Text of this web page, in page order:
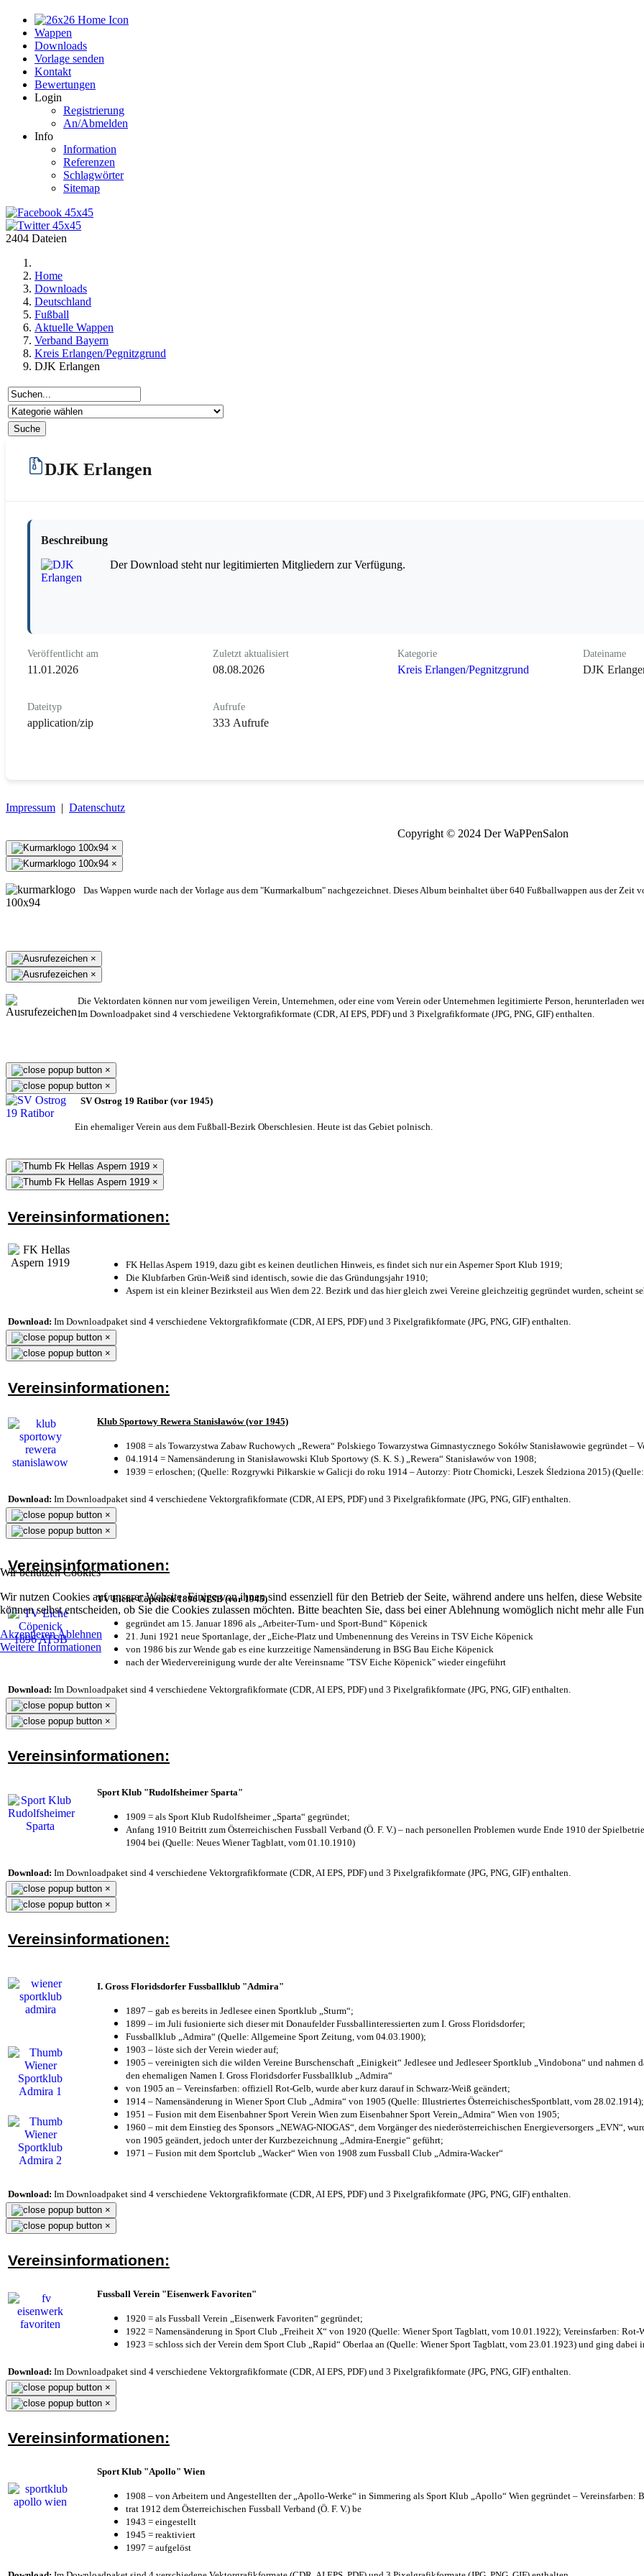
Wappen
Downloads
Vorlage senden
Kontakt
Bewertungen
Login
Registrierung
An/Abmelden
Info
Information
Referenzen
Schlagwörter
Sitemap
2404 Dateien
Home
Downloads
Deutschland
Fußball
Aktuelle Wappen
Verband Bayern
Kreis Erlangen/Pegnitzgrund
DJK Erlangen
DJK Erlangen
Beschreibung
Der Download steht nur legitimierten Mitgliedern zur Verfügung.
Veröffentlicht am
11.01.2026
Zuletzt aktualisiert
08.08.2026
Kategorie
Kreis Erlangen/Pegnitzgrund
Dateiname
DJK
Dateityp
application/zip
Aufrufe
333 Aufrufe
Impressum | Datenschutz
Copyright © 2024 Der WaPPenSalon
Wir benutzen Cookies
Wir nutzen Cookies auf unserer Website. Einige von ihnen sind essenziell für den Betrieb der Seite, während andere uns helfen, diese
können selbst entscheiden, ob Sie die Cookies zulassen möchten. Bitte beachten Sie, dass bei einer Ablehnung womöglich nicht mehr alle
AkzeptierenAblehnen
Weitere Informationen
×
×
Das Wappen wurde nach der Vorlage aus dem "Kurmarkalbum" nachgezeichnet. Dieses Album beinhaltet über 640 Fußballwappen aus der Zeit
×
×
Die Vektordaten können nur vom jeweiligen Verein, Unternehmen, oder eine vom Verein oder Unternehmen legitimierte Person, herunterladen
Im Downloadpaket sind 4 verschiedene Vektorgrafikformate (CDR, AI EPS, PDF) und 3 Pixelgrafikformate (JPG, PNG, GIF) enthalten.
×
×
SV Ostrog 19 Ratibor (vor 1945)
Ein ehemaliger Verein aus dem Fußball-Bezirk Oberschlesien. Heute ist das Gebiet polnisch.
×
×
Vereinsinformationen:
FK Hellas Aspern 1919, dazu gibt es keinen deutlichen Hinweis, es findet sich nur ein Asperner Sport Klub 1919;
Die Klubfarben Grün-Weiß sind identisch, sowie die das Gründungsjahr 1910;
Aspern ist ein kleiner Bezirksteil aus Wien dem 22. Bezirk und das hier gleich zwei Vereine gleichzeitig gegründet wurden, scheint
Download: Im Downloadpaket sind 4 verschiedene Vektorgrafikformate (CDR, AI EPS, PDF) und 3 Pixelgrafikformate (JPG, PNG, GIF) enthalten.
×
×
Vereinsinformationen:
Klub Sportowy Rewera Stanisławów (vor 1945)
1908 = als Towarzystwa Zabaw Ruchowych „Rewera“ Polskiego Towarzystwa Gimnastycznego Sokółw Stanisławowie gegründet –
04.1914 = Namensänderung in Stanisławowski Klub Sportowy (S. K. S.) „Rewera“ Stanisławów von 1908;
1939 = erloschen; (Quelle: Rozgrywki Piłkarskie w Galicji do roku 1914 – Autorzy: Piotr Chomicki, Leszek Śledziona 2015) (Quelle:
Download: Im Downloadpaket sind 4 verschiedene Vektorgrafikformate (CDR, AI EPS, PDF) und 3 Pixelgrafikformate (JPG, PNG, GIF) enthalten.
×
×
Vereinsinformationen:
TV Eiche Cöpenick 1896 ATSB (vor 1945)
gegründet am 15. Januar 1896 als „Arbeiter-Turn- und Sport-Bund“ Köpenick
21. Juni 1921 neue Sportanlage, der „Eiche-Platz und Umbenennung des Vereins in TSV Eiche Köpenick
von 1986 bis zur Wende gab es eine kurzzeitige Namensänderung in BSG Bau Eiche Köpenick
nach der Wiedervereinigung wurde der alte Vereinsname "TSV Eiche Köpenick" wieder eingeführt
Download: Im Downloadpaket sind 4 verschiedene Vektorgrafikformate (CDR, AI EPS, PDF) und 3 Pixelgrafikformate (JPG, PNG, GIF) enthalten.
×
×
Vereinsinformationen:
Sport Klub "Rudolfsheimer Sparta"
1909 = als Sport Klub Rudolfsheimer „Sparta“ gegründet;
Anfang 1910 Beitritt zum Österreichischen Fussball Verband (Ö. F. V.) – nach personellen Problemen wurde Ende 1910 der
1904 bei (Quelle: Neues Wiener Tagblatt, vom 01.10.1910)
Download: Im Downloadpaket sind 4 verschiedene Vektorgrafikformate (CDR, AI EPS, PDF) und 3 Pixelgrafikformate (JPG, PNG, GIF) enthalten.
×
×
Vereinsinformationen:
I. Gross Floridsdorfer Fussballklub "Admira"
1897 – gab es bereits in Jedlesee einen Sportklub „Sturm“;
1899 – im Juli fusionierte sich dieser mit Donaufelder Fussballinteressierten zum I. Gross Floridsdorfer;
Fussballklub „Admira“ (Quelle: Allgemeine Sport Zeitung, vom 04.03.1900);
1903 – löste sich der Verein wieder auf;
1905 – vereinigten sich die wilden Vereine Burschenschaft „Einigkeit“ Jedlesee und Jedleseer Sportklub „Vindobona“ und nahmen
den ehemaligen Namen I. Gross Floridsdorfer Fussballklub „Admira“
von 1905 an – Vereinsfarben: offiziell Rot-Gelb, wurde aber kurz darauf in Schwarz-Weiß geändert;
1914 – Namensänderung in Wiener Sport Club „Admira“ von 1905 (Quelle: Illustriertes ÖsterreichischesSportblatt, vom 28.02.1914);
1951 – Fusion mit dem Eisenbahner Sport Verein Wien zum Eisenbahner Sport Verein„Admira“ Wien von 1905;
1960 – mit dem Einstieg des Sponsors „NEWAG-NIOGAS“, dem Vorgänger des niederösterreichischen Energieversorgers „EVN“,
von 1905 geändert, jedoch unter der Kurzbezeichnung „Admira-Energie“ geführt;
1971 – Fusion mit dem Sportclub „Wacker“ Wien von 1908 zum Fussball Club „Admira-Wacker“
Download: Im Downloadpaket sind 4 verschiedene Vektorgrafikformate (CDR, AI EPS, PDF) und 3 Pixelgrafikformate (JPG, PNG, GIF) enthalten.
×
×
Vereinsinformationen:
Fussball Verein "Eisenwerk Favoriten"
1920 = als Fussball Verein „Eisenwerk Favoriten“ gegründet;
1922 = Namensänderung in Sport Club „Freiheit X“ von 1920 (Quelle: Wiener Sport Tagblatt, vom 10.01.1922); Vereinsfarben: Rot-
1923 = schloss sich der Verein dem Sport Club „Rapid“ Oberlaa an (Quelle: Wiener Sport Tagblatt, vom 23.01.1923) und ging dabei
Download: Im Downloadpaket sind 4 verschiedene Vektorgrafikformate (CDR, AI EPS, PDF) und 3 Pixelgrafikformate (JPG, PNG, GIF) enthalten.
×
×
Vereinsinformationen:
Sport Klub "Apollo" Wien
1908 – von Arbeitern und Angestellten der „Apollo-Werke“ in Simmering als Sport Klub „Apollo“ Wien gegründet – Vereinsfarben:
trat 1912 dem Österreichischen Fussball Verband (Ö. F. V.) be
1943 = eingestellt
1945 = reaktiviert
1997 = aufgelöst